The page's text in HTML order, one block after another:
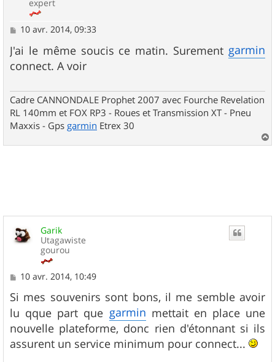
expert
M
s
s
a
10 avr. 2014, 09:33
J'ai le même soucis ce matin. Surement garmin
connect. A voir
Cadre CANNONDALE Prophet 2007 avec Fourche Revelation
RL 140mm et FOX RP3 - Roues et Transmission XT - Pneu
Maxxis - Gps garmin Etrex 30
a
Garik
Utagawiste
gourou
M
s
s
a
g
e
10 avr. 2014, 10:49
Si mes souvenirs sont bons, il me semble avoir
lu qque part que garmin mettait en place une
nouvelle plateforme, donc rien d'étonnant si ils
assurent un service minimum pour connect...